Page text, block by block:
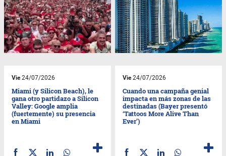
Vie24/07/2026
Miami (y Silicon Beach), le
gana otro partidazo a Silicon
Valley: Google amplia
(fuertemente) su presencia
en Miami
Vie24/07/2026
Cuando una campaña genial
impacta en más zonas de las
destinadas (Bayer presentó
‘Tattoos More Alive Than
Ever’)